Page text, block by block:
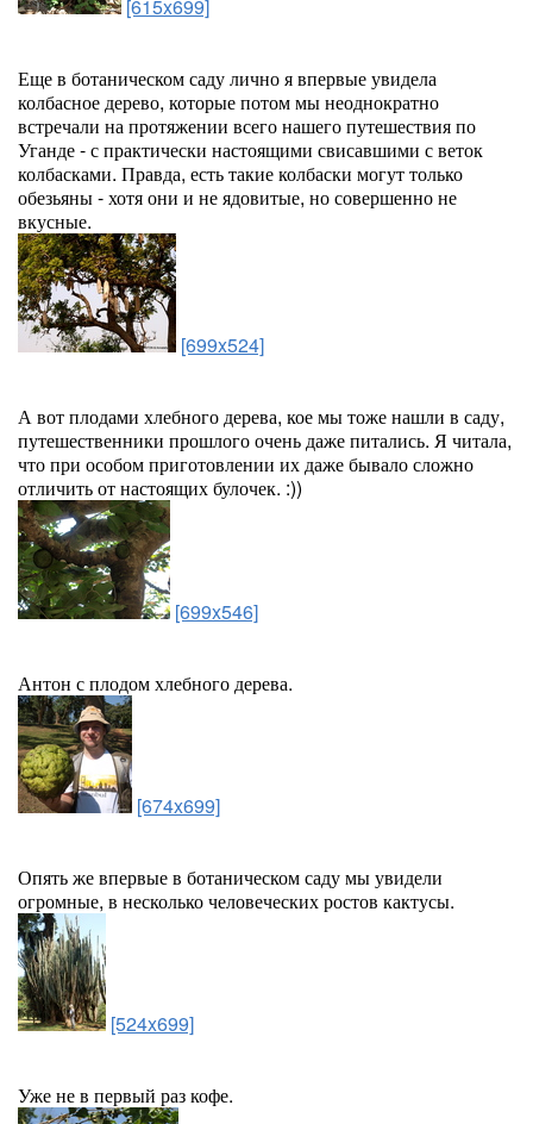
[615x699]
Еще в ботаническом саду лично я впервые увидела
колбасное дерево, которые потом мы неоднократно
встречали на протяжении всего нашего путешествия по
Уганде - с практически настоящими свисавшими с веток
колбасками. Правда, есть такие колбаски могут только
обезьяны - хотя они и не ядовитые, но совершенно не
вкусные.
[699x524]
А вот плодами хлебного дерева, кое мы тоже нашли в саду,
путешественники прошлого очень даже питались. Я читала,
что при особом приготовлении их даже бывало сложно
отличить от настоящих булочек. :))
[699x546]
Антон с плодом хлебного дерева.
[674x699]
Опять же впервые в ботаническом саду мы увидели
огромные, в несколько человеческих ростов кактусы.
[524x699]
Уже не в первый раз кофе.